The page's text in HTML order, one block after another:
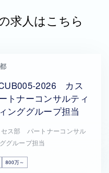
求人はこちら
2026 カス
ナーコンサルティ
ンググループ担当
ス部 パートナーコンサル
グループ担当
800万～